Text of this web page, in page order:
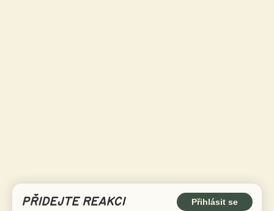
PŘIDEJTE REAKCI Přihlásit se